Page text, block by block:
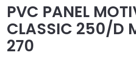
PVC PANEL
CLASSIC 250/D
270